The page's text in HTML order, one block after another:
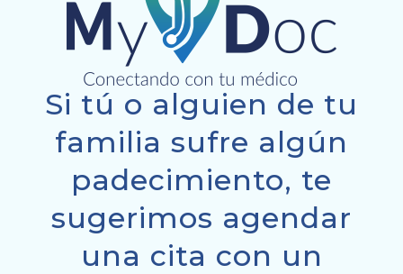
Si tú o alguien de tu
familia sufre algún
padecimiento, te
sugerimos agendar
una cita con un